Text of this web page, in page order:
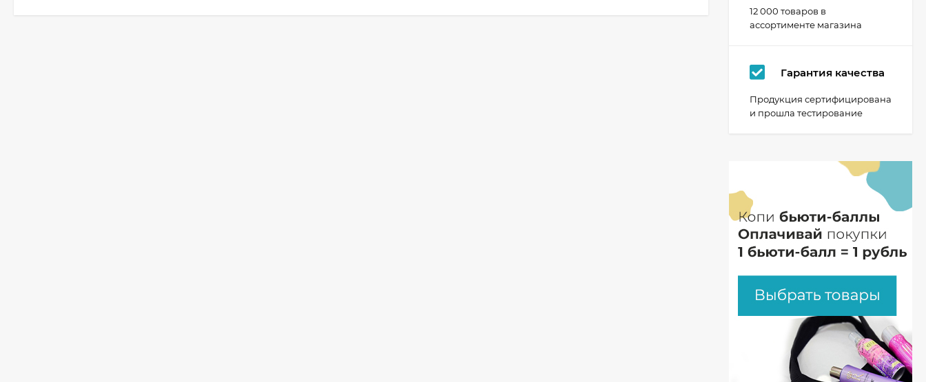
12 000 товаров в
ассортименте магазина
Гарантия качества
Продукция сертифицирована
и прошла тестирование